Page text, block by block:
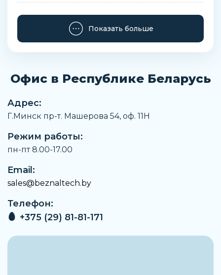
Соответствует директиве RoHS
Температура рабочей среды
От -10 °C до +60 °C
От -10 °C до +60 °C
Чистота воздуха на выходе
Сжатый воздух в соответствии с ISO8573-1:2010
[7:-:-]Инертные газы
Температура хранения
От -10 °C до +60 °C
Сопротивление коррозии
2 - Средняя стойкость к коррозии
173927
Производитель
Festo
Показать больше
Офис в Республике Беларусь
Адрес:
Г.Минск пр-т. Машерова 54, оф. 11H
Режим работы:
пн-пт 8.00-17.00
Email:
sales@beznaltech.by
Телефон:
+375 (29) 81-81-171